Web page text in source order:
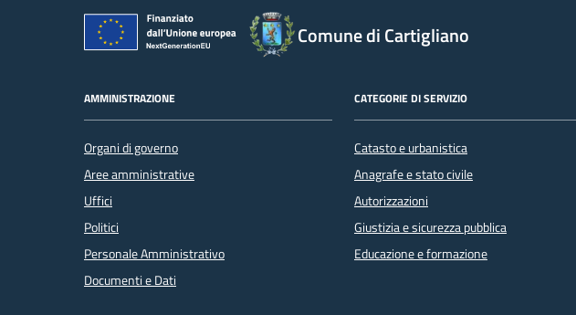
Comune di Cartigliano
AMMINISTRAZIONE
Organi di governo
Aree amministrative
Uffici
Politici
Personale Amministrativo
Documenti e Dati
CATEGORIE DI SERVIZIO
Catasto e urbanistica
Anagrafe e stato civile
Autorizzazioni
Giustizia e sicurezza pubblica
Educazione e formazione